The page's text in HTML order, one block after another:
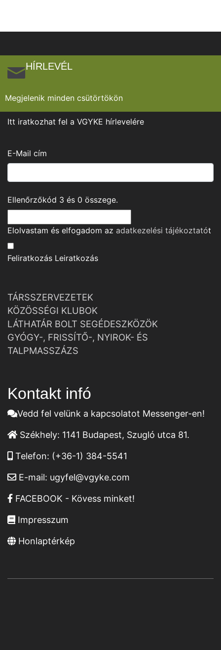
HÍRLEVÉL
Megjelenik minden csütörtökön
Itt iratkozhat fel a VGYKE hírlevelére
E-Mail cím
Ellenőrzőkód 3 és 0 összege.
Elolvastam és elfogadom az adatkezelési tájékoztatót
Feliratkozás Leiratkozás
TÁRSSZERVEZETEK
KÖZÖSSÉGI KLUBOK
LÁTHATÁR BOLT SEGÉDESZKÖZÖK
GYÓGY-, FRISSÍTŐ-, NYIROK- ÉS
TALPMASSZÁZS
Kontakt infó
Vedd fel velünk a kapcsolatot Messenger-en!
Székhely: 1141 Budapest, Szugló utca 81.
Telefon: (+36-1) 384-5541
E-mail: ugyfel@vgyke.com
FACEBOOK - Kövess minket!
Impresszum
Honlaptérkép